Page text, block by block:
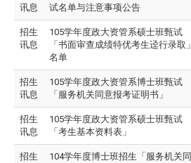
讯息
试名单与注意事项公告
招生
讯息
105学年度政大资管系硕士班甄试
「书面审查成绩特优考生迳行录取」
名单
招生
讯息
105学年度政大资管系博士班甄试
「服务机关同意报考证明书」
招生
讯息
105学年度政大资管系硕士班甄试
「考生基本资料表」
招生
104学年度博士班招生「服务机关同